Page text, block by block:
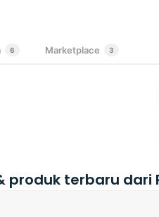
6 Marketplace 3
produk terbaru